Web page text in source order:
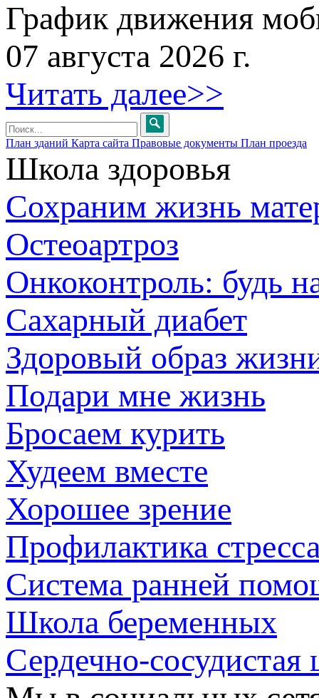
График движения
07 августа 2026 г.
Читать далее>>
План зданий Карта сайта Правовые документы План проезда
Школа здоровья
Сохраним жизнь
Остеоартроз
Онкоконтроль: будь
Сахарный диабет
Здоровый образ
Подари мне жизнь
Бросаем курить
Худеем вместе
Хорошее зрение
Профилактика
Система ранней
Школа беременных
Сердечно-сосудистая